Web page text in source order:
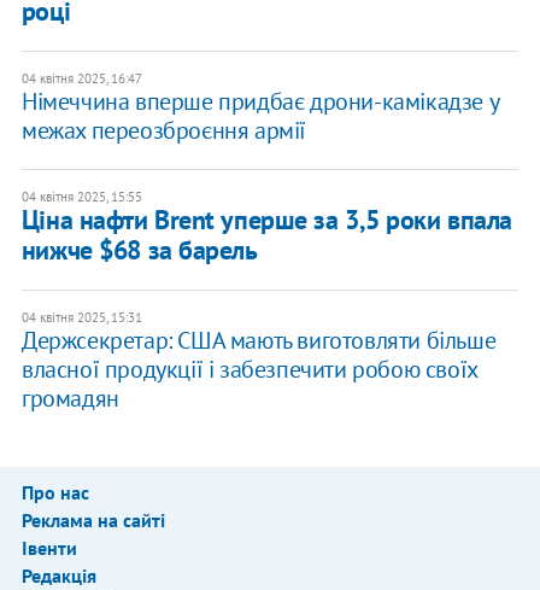
році
04 квітня 2025, 16:47
Німеччина вперше придбає дрони-камікадзе у
межах переозброєння армії
04 квітня 2025, 15:55
Ціна нафти Brent уперше за 3,5 роки впала
нижче $68 за барель
04 квітня 2025, 15:31
Держсекретар: США мають виготовляти більше
власної продукції і забезпечити робою своїх
громадян
Про нас
Реклама на сайті
Івенти
Редакція